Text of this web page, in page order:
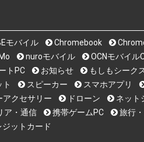
モバイル Chromebook
nuroモバイル OCNモバイル
トPC お知らせ もしもシーク
ト スピーカー スマホアプリ
アクセサリー ドローン ネット
ア・通信 携帯ゲームPC 旅行
ットカード